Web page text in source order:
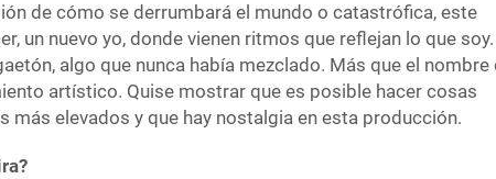
de cómo se derrumbará el mundo o catastrófica, este
un nuevo yo, donde vienen ritmos que reflejan lo que soy.
algo que nunca había mezclado. Más que el nombre
artístico. Quise mostrar que es posible hacer cosas
más elevados y que hay nostalgia en esta producción.